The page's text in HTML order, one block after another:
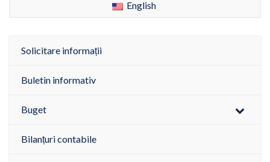
English
Solicitare informații
Buletin informativ
Buget
Bilanțuri contabile